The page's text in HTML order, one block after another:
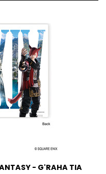
- G'RAHA TIA